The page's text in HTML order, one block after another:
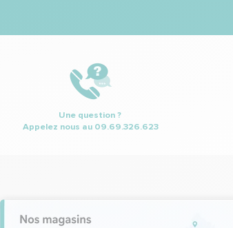
Une question ?
Appelez nous au 09.69.326.623